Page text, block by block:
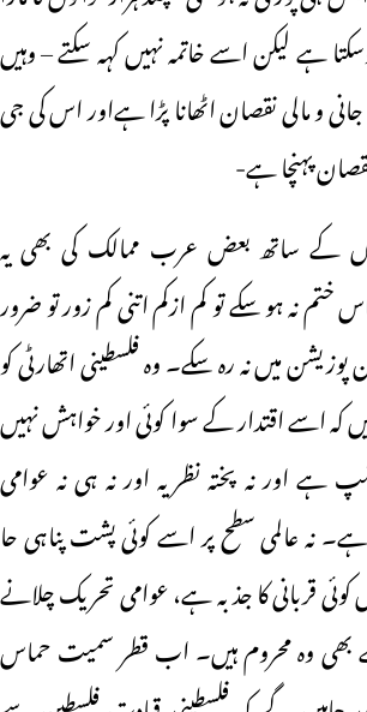
ہے لیکن اسے خاتمہ نہیں کہہ سکتے – وہیں
و مالی نقصان اٹھانا پڑا ہےاور اس کی جی
پہنچا ہے-
کے ساتھ بعض عرب ممالک کی بھی یہ
نہ ہو سکے تو کم ازکم اتنی کم زور تو ضرور
میں نہ رہ سکے۔ وہ فلسطینی اتھارٹی کو
اسے اقتدار کے سوا کوئی اور خواہش نہیں
اور نہ پختہ نظریہ اور نہ ہی نہ عوامی
عالمی سطح پر اسے کوئی پشت پناہی حا
قربانی کا جذبہ ہے، عوامی تحریک چلانے
وہ محروم ہیں۔ اب قطر سمیت حماس